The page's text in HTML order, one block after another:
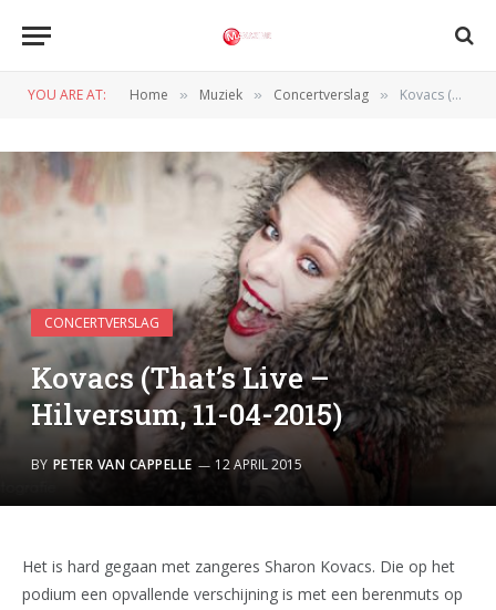
YOU ARE AT: Home » Muziek » Concertverslag » Kovacs (That’s Live – Hilversum, 11-04-2015)
CONCERTVERSLAG
Kovacs (That’s Live –
Hilversum, 11-04-2015)
BY PETER VAN CAPPELLE 12 APRIL 2015
Het is hard gegaan met zangeres Sharon Kovacs. Die op het
podium een opvallende verschijning is met een berenmuts op